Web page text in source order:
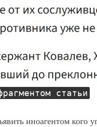
статьи
иноагентом кого